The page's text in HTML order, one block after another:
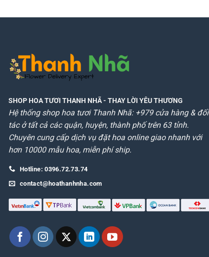
SHOP HOA TƯƠI THANH NHÃ- THAY LỜI YÊU THƯƠNG
Hệ thống shop hoa tươi Thanh Nhã: +979 cửa hàng & đối
tác ở tất cả các quận, huyện, thành phố trên 63 tỉnh.
Chuyên cung cấp dịch vụ đặt hoa online giao nhanh với
hơn 10000 mẫu hoa, miễn phí ship.
Hotline: 0396.72.73.74
contact@hoathanhnha.com